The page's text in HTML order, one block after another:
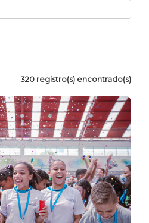
320 registro(s) encontrado(s)